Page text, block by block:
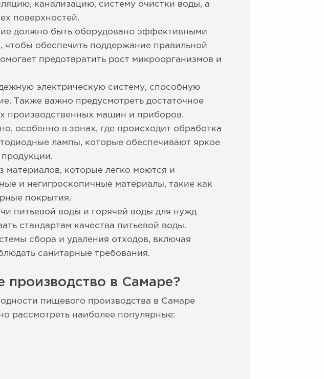
канализацию, систему очистки воды, а
поверхностей.
должно быть оборудовано эффективными
обеспечить поддержание правильной
предотвратить рост микроорганизмов и
электрическую систему, способную
Также важно предусмотреть достаточное
производственных машин и приборов.
особенно в зонах, где происходит обработка
лампы, которые обеспечивают яркое
которые легко моются и
и негигроскопичные материалы, такие как
покрытия.
питьевой воды и горячей воды для нужд
стандартам качества питьевой воды.
сбора и удаления отходов, включая
санитарные требования.
производство в Самаре?
пищевого производства в Самаре
рассмотреть наиболее популярные: